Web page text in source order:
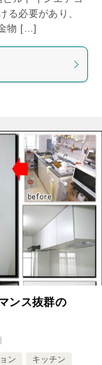
る必要があり、
物 […]
ンス抜群の
ン キッチン